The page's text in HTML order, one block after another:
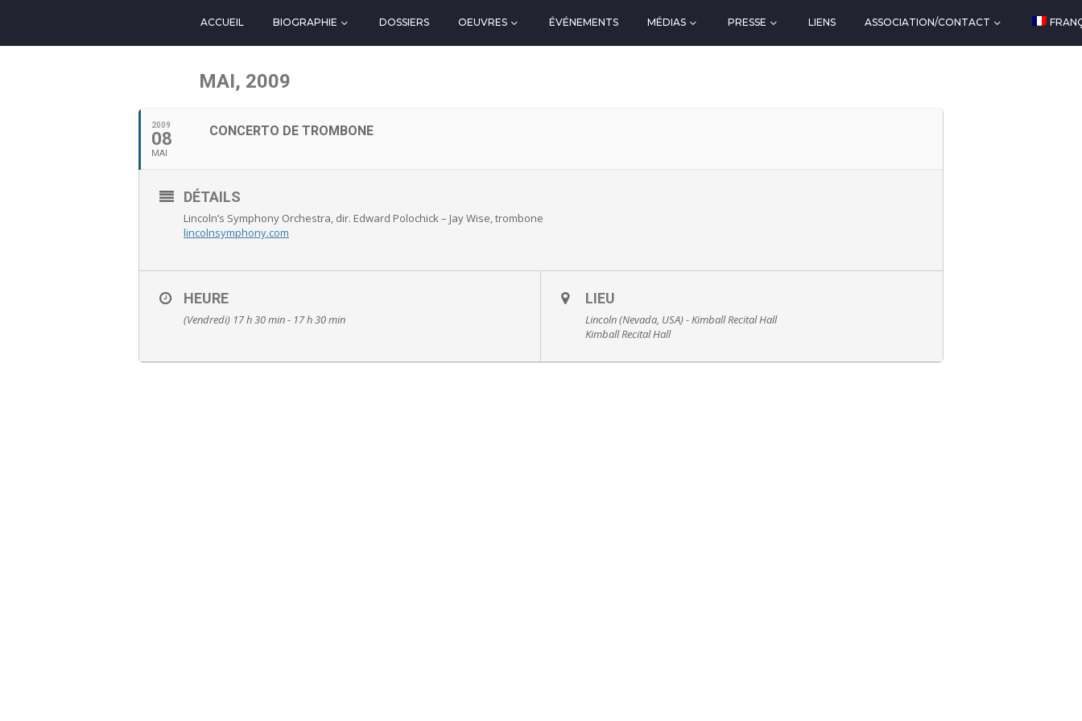
ACCUEIL BIOGRAPHIE DOSSIERS OEUVRES ÉVÉNEMENTS MÉDIAS PRESSE LIENS ASSOCIATION/CONTACT
MAI, 2009
2009
08
MAI
CONCERTO DE TROMBONE
DÉTAILS
Lincoln’s Symphony Orchestra, dir. Edward Polochick – Jay Wise, trombone
lincolnsymphony.com
HEURE
(Vendredi) 17 h 30 min - 17 h 30 min
LIEU
Lincoln (Nevada, USA) - Kimball Recital Hall
Kimball Recital Hall